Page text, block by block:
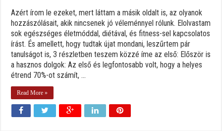
Azért írom le ezeket, mert láttam a másik oldalt is, az olyanok
hozzászólásait, akik nincsenek jó véleménnyel rólunk. Elolvastam
sok egészséges életmóddal, diétával, és fitness-sel kapcsolatos
írást. És amellett, hogy tudtak újat mondani, leszűrtem pár
tanulságot is, 3 részletben teszem közzé íme az első: Először is
a hasznos dolgok: Az első és legfontosabb volt, hogy a helyes
étrend 70%-ot számít, ...
Read More »